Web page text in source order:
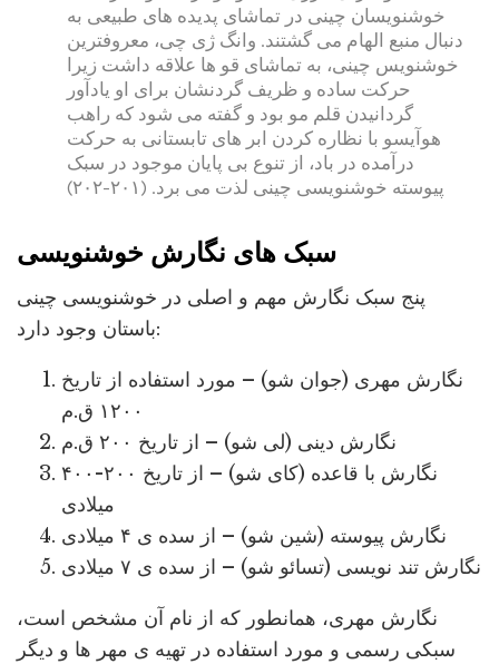
خوشنویسان چینی در تماشای پدیده های طبیعی به
دنبال منبع الهام می گشتند. وانگ ژی چی، معروفترین
خوشنویس چینی، به تماشای قو ها علاقه داشت زیرا
حرکت ساده و ظریف گردنشان برای او یادآور
گردانیدن قلم مو بود و گفته می شود که راهب
هوآیسو با نظاره کردن ابر های تابستانی به حرکت
درآمده در باد، از تنوع بی پایان موجود در سبک
پیوسته خوشنویسی چینی لذت می برد. (۲۰۱-۲۰۲)
سبک های نگارش خوشنویسی
پنج سبک نگارش مهم و اصلی در خوشنویسی چینی
باستان وجود دارد:
نگارش مهری (جوان شو) – مورد استفاده از تاریخ
۱۲۰۰ ق.م
نگارش دینی (لی شو) – از تاریخ ۲۰۰ ق.م
نگارش با قاعده (کای شو‌) – از تاریخ ۲۰۰-۴۰۰
میلادی
نگارش پیوسته (شین شو) – از سده ی ۴ میلادی
نگارش تند نویسی (تسائو شو) – از سده ی ۷ میلادی
نگارش مهری، همانطور که از نام آن مشخص است،
سبکی رسمی و مورد استفاده در تهیه ی مهر ها و دیگر